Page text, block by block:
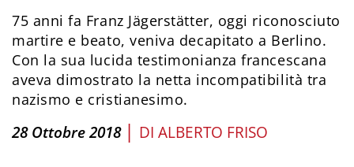
75 anni fa Franz Jägerstätter, oggi riconosciuto
martire e beato, veniva decapitato a Berlino.
Con la sua lucida testimonianza francescana
aveva dimostrato la netta incompatibilità tra
nazismo e cristianesimo.
28 Ottobre 2018 | DI ALBERTO FRISO